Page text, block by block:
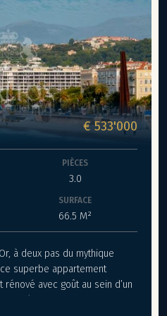
de vie authentique et
éligible au déficit foncier.
informations sur les risques
sont disponibles sur le site
Nombre total de lots :
/ commerces / bureaux) :
Réf. PE00324
€ 533'000
PIÈCES
3.0
SURFACE
66.5 M²
à deux pas du mythique
superbe appartement
rénové avec goût au sein d’un